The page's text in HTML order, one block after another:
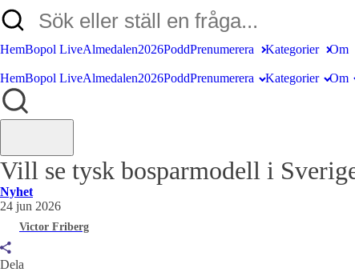
HemBopol LiveAlmedalen2026PoddPrenumerera Kategorier Om
HemBopol LiveAlmedalen2026PoddPrenumerera Kategorier Om
Vill se tysk bosparmodell i
Nyhet
24 jun 2026
Victor Friberg
Dela